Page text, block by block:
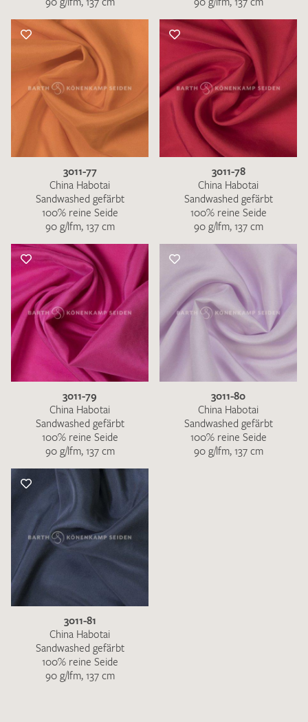
3011-77
China Habotai
Sandwashed gefärbt
100% reine Seide
90 g/lfm, 137 cm
3011-78
China Habotai
Sandwashed gefärbt
100% reine Seide
90 g/lfm, 137 cm
3011-79
China Habotai
Sandwashed gefärbt
100% reine Seide
90 g/lfm, 137 cm
3011-80
China Habotai
Sandwashed gefärbt
100% reine Seide
90 g/lfm, 137 cm
3011-81
China Habotai
Sandwashed gefärbt
100% reine Seide
90 g/lfm, 137 cm